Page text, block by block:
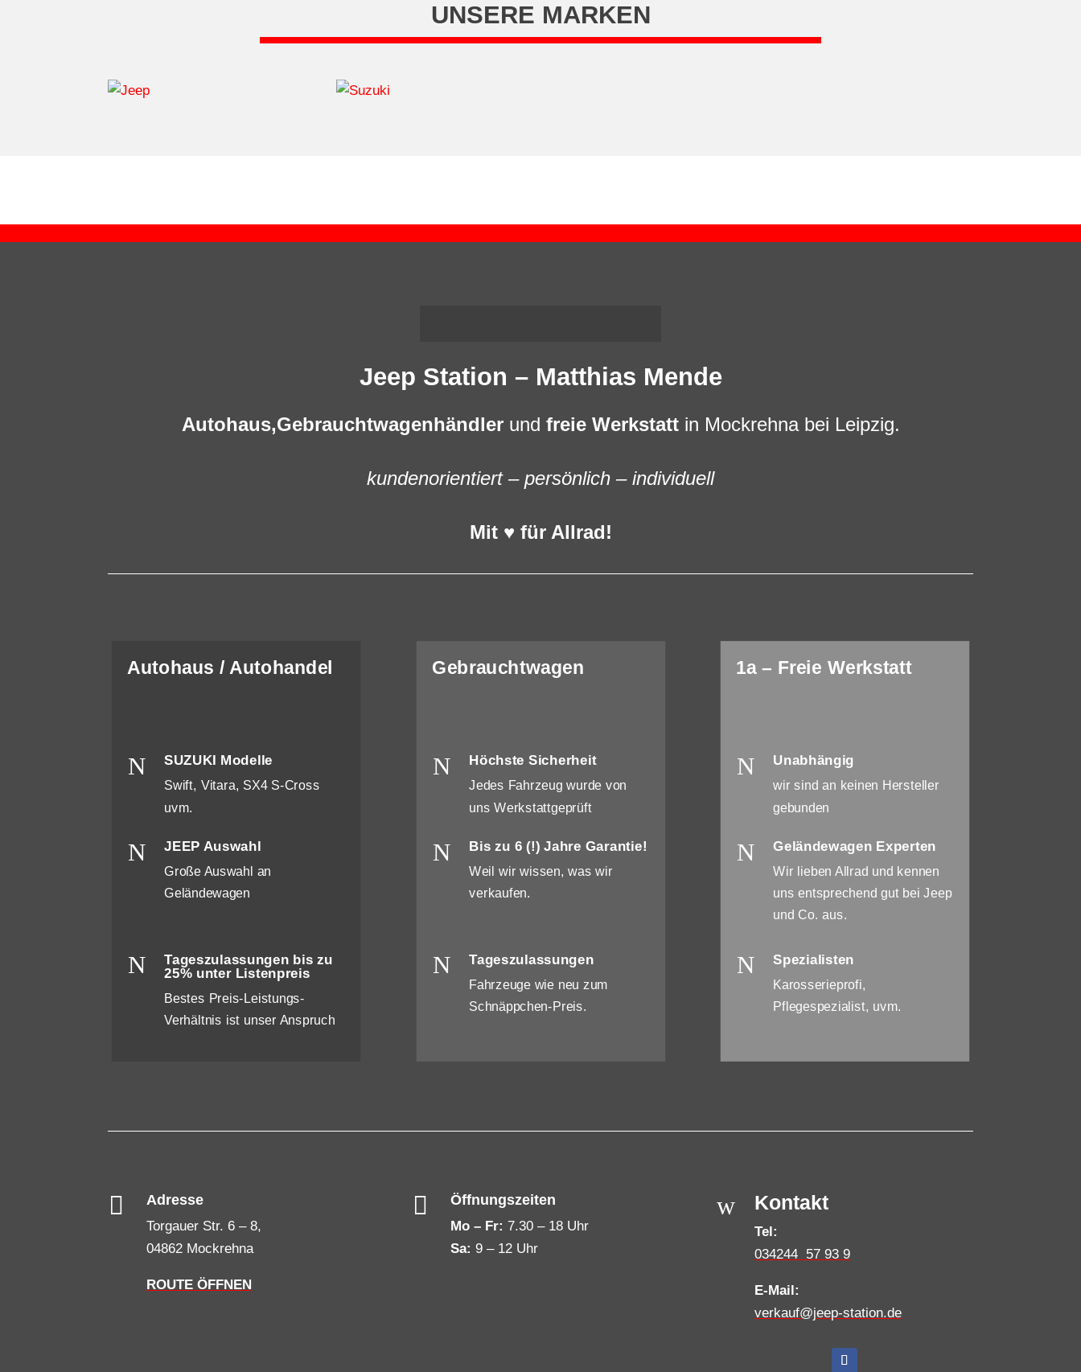
UNSERE MARKEN
Jeep Station – Matthias Mende
Autohaus,Gebrauchtwagenhändlerund freie Werkstattin Mockrehna bei Leipzig.
kundenorientiert – persönlich – individuell
Mit ♥ für Allrad!
Autohaus / Autohandel
N SUZUKI Modelle
Swift, Vitara, SX4 S-Cross
uvm.
N JEEP Auswahl
Große Auswahl an
Geländewagen
N
Tageszulassungen bis zu
25% unter Listenpreis
Bestes Preis-Leistungs-
Verhältnis ist unser Anspruch
Gebrauchtwagen
N Höchste Sicherheit
Jedes Fahrzeug wurde von
uns Werkstattgeprüft
N Bis zu 6 (!) Jahre Garantie!
Weil wir wissen, was wir
verkaufen.
N Tageszulassungen
Fahrzeuge wie neu zum
Schnäppchen-Preis.
1a – Freie Werkstatt
N Unabhängig
wir sind an keinen Hersteller
gebunden
N Geländewagen Experten
Wir lieben Allrad und kennen
uns entsprechend gut bei Jeep
und Co. aus.
N Spezialisten
Karosserieprofi,
Pflegespezialist, uvm.
 Adresse
Torgauer Str. 6 – 8,
04862 Mockrehna
ROUTE ÖFFNEN
 Öffnungszeiten
Mo – Fr: 7.30 – 18 Uhr
Sa: 9 – 12 Uhr
w Kontakt
Tel:
034244 57 93 9
E-Mail:
verkauf@jeep-station.de